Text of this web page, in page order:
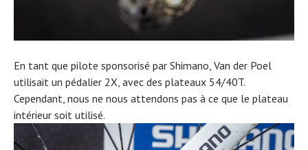
En tant que pilote sponsorisé par Shimano, Van der Poel
utilisait un pédalier 2X, avec des plateaux 54/40T.
Cependant, nous ne nous attendons pas à ce que le plateau
intérieur soit utilisé.